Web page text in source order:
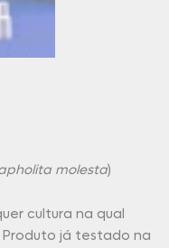
molesta)
cultura na qual
já testado na